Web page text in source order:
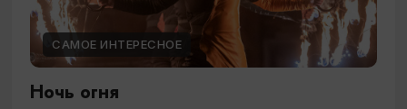
САМОЕ ИНТЕРЕСНОЕ
Ночь огня